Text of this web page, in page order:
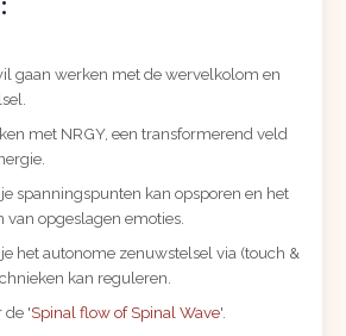
gaan werken met de wervelkolom en
met NRGY, een transformerend veld
spanningspunten kan opsporen en het
van opgeslagen emoties.
het autonome zenuwstelsel via (touch &
kan reguleren.
de 'Spinal flow of Spinal Wave'.